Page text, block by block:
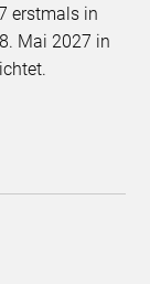
erstmals in
Mai 2027 in